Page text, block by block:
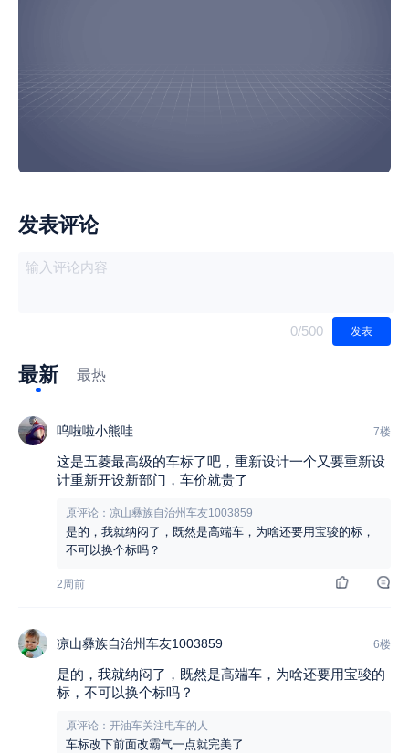
发表评论
发表
0/500
最新 最热
呜啦啦小熊哇 7楼
这是五菱最高级的车标了吧，重新设计一个又要重新设
计重新开设新部门，车价就贵了
原评论：凉山彝族自治州车友1003859
是的，我就纳闷了，既然是高端车，为啥还要用宝骏的标，
不可以换个标吗？
2周前
凉山彝族自治州车友1003859 6楼
是的，我就纳闷了，既然是高端车，为啥还要用宝骏的
标，不可以换个标吗？
原评论：开油车关注电车的人
车标改下前面改霸气一点就完美了